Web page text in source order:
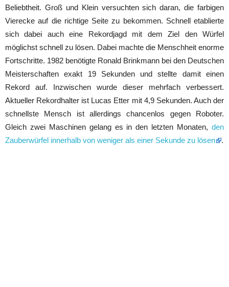
Beliebtheit. Groß und Klein versuchten sich daran, die farbigen
Vierecke auf die richtige Seite zu bekommen. Schnell etablierte
sich dabei auch eine Rekordjagd mit dem Ziel den Würfel
möglichst schnell zu lösen. Dabei machte die Menschheit enorme
Fortschritte. 1982 benötigte Ronald Brinkmann bei den Deutschen
Meisterschaften exakt 19 Sekunden und stellte damit einen
Rekord auf. Inzwischen wurde dieser mehrfach verbessert.
Aktueller Rekordhalter ist Lucas Etter mit 4,9 Sekunden. Auch der
schnellste Mensch ist allerdings chancenlos gegen Roboter.
Gleich zwei Maschinen gelang es in den letzten Monaten, den
Zauberwürfel innerhalb von weniger als einer Sekunde zu lösen
.